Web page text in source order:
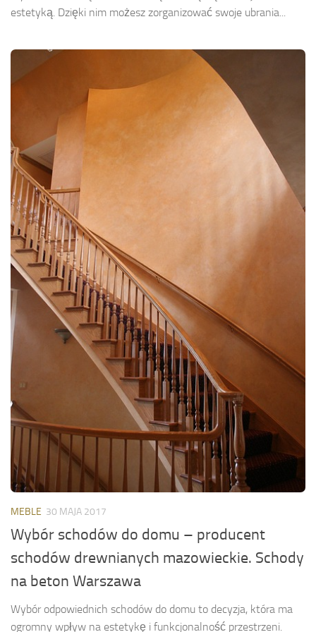
estetyką. Dzięki nim możesz zorganizować swoje ubrania...
MEBLE 30 MAJA 2017
Wybór schodów do domu – producent
schodów drewnianych mazowieckie. Schody
na beton Warszawa
Wybór odpowiednich schodów do domu to decyzja, która ma
ogromny wpływ na estetykę i funkcjonalność przestrzeni.